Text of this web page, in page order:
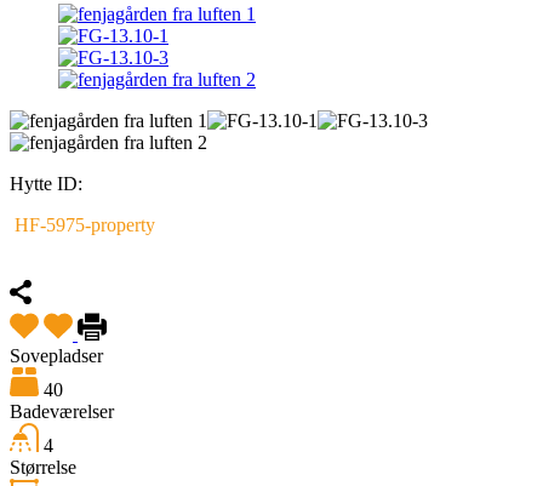
Hytte ID:
HF-5975-property
Sovepladser
40
Badeværelser
4
Størrelse